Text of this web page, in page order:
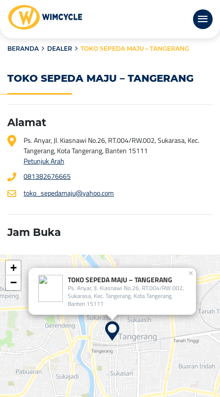
BERANDA DEALER TOKO SEPEDA MAJU – TANGERANG
TOKO SEPEDA MAJU – TANGERANG
Alamat
Ps. Anyar, Jl. Kiasnawi No.26, RT.004/RW.002, Sukarasa, Kec.
Tangerang, Kota Tangerang, Banten 15111
Petunjuk Arah
081382676665
toko_sepedamaju@yahoo.com
Jam Buka
TOKO SEPEDA MAJU – TANGERANG
Ps. Anyar, Jl. Kiasnawi No.26, RT.004/RW.002,
Sukarasa, Kec. Tangerang, Kota Tangerang,
Banten 15111
×
+
−